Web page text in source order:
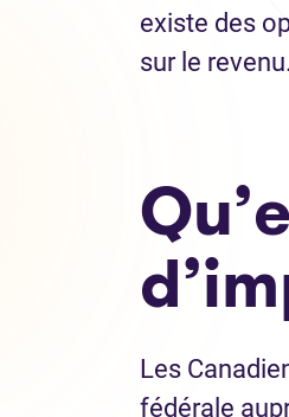
existe des
sur le revenu.
Les
fédérale